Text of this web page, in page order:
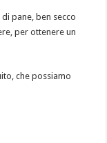
pane, ben secco
per ottenere un
che possiamo